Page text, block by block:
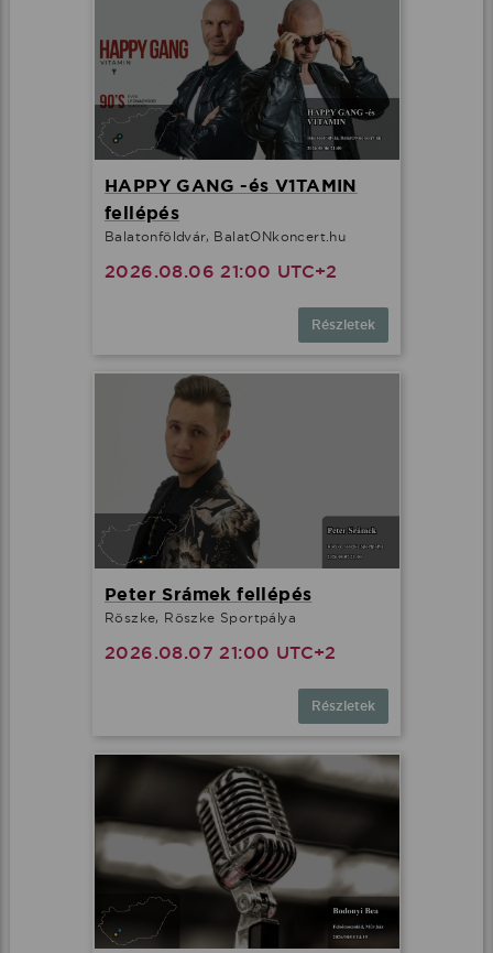
HAPPY GANG -és V1TAMIN
fellépés
Balatonföldvár, BalatONkoncert.hu
2026.08.06 21:00 UTC+2
Részletek
Peter Srámek fellépés
Röszke, Röszke Sportpálya
2026.08.07 21:00 UTC+2
Részletek